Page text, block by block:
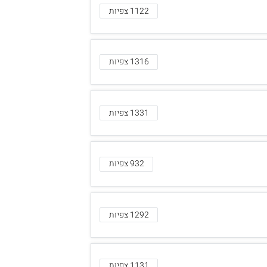
1122 צפיות
1316 צפיות
1331 צפיות
932 צפיות
1292 צפיות